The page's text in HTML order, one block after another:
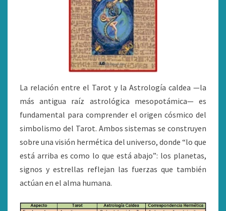
La relación entre el Tarot y la Astrología caldea —la
más antigua raíz astrológica mesopotámica— es
fundamental para comprender el origen cósmico del
simbolismo del Tarot. Ambos sistemas se construyen
sobre una visión hermética del universo, donde “lo que
está arriba es como lo que está abajo”: los planetas,
signos y estrellas reflejan las fuerzas que también
actúan en el alma humana.